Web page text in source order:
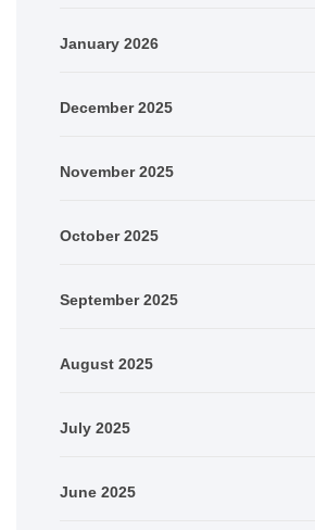
January 2026
December 2025
November 2025
October 2025
September 2025
August 2025
July 2025
June 2025